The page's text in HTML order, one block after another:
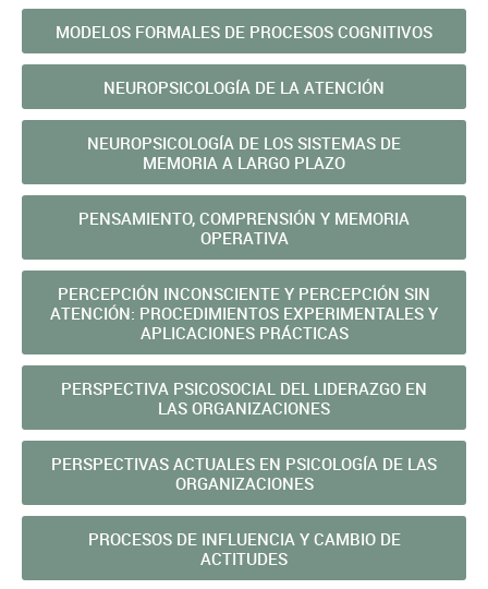
MODELOS FORMALES DE PROCESOS COGNITIVOS
NEUROPSICOLOGÍA DE LA ATENCIÓN
NEUROPSICOLOGÍA DE LOS SISTEMAS DE
MEMORIA A LARGO PLAZO
PENSAMIENTO, COMPRENSIÓN Y MEMORIA
OPERATIVA
PERCEPCIÓN INCONSCIENTE Y PERCEPCIÓN SIN
ATENCIÓN: PROCEDIMIENTOS EXPERIMENTALES Y
APLICACIONES PRÁCTICAS
PERSPECTIVA PSICOSOCIAL DEL LIDERAZGO EN
LAS ORGANIZACIONES
PERSPECTIVAS ACTUALES EN PSICOLOGÍA DE LAS
ORGANIZACIONES
PROCESOS DE INFLUENCIA Y CAMBIO DE
ACTITUDES